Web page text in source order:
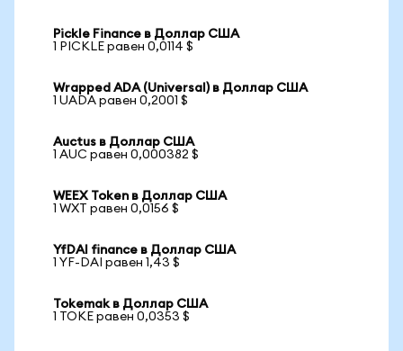
Pickle Finance в Доллар США
1 PICKLE равен 0,0114 $
Wrapped ADA (Universal) в Доллар США
1 UADA равен 0,2001 $
Auctus в Доллар США
1 AUC равен 0,000382 $
WEEX Token в Доллар США
1 WXT равен 0,0156 $
YfDAI finance в Доллар США
1 YF-DAI равен 1,43 $
Tokemak в Доллар США
1 TOKE равен 0,0353 $